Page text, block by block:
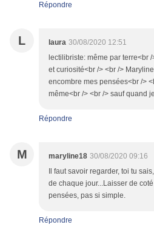
Répondre
L laura 30/08/2020 12:51
lectilibriste: même par terre<br
et curiosité<br /> <br />
encombre mes pensées<br />
même<br /> <br /> sauf quand
Répondre
M maryline18 30/08/2020 09:16
Il faut savoir regarder, toi tu
de chaque jour...Laisser de
pensées, pas si simple.
Répondre